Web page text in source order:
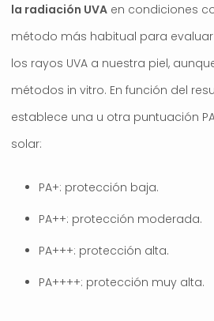
la radiación UVA en condiciones
método más habitual para
los rayos UVA a nuestra piel,
métodos in vitro. En función del
establece una u otra puntuación
solar:
PA+: protección baja.
PA++: protección moderada.
PA+++: protección alta.
PA++++: protección muy alta.